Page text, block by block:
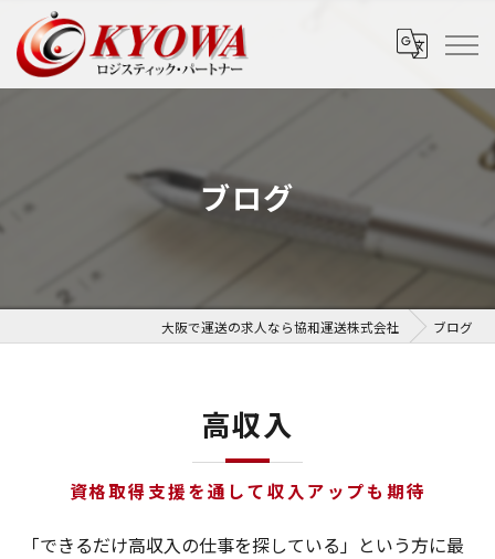
ブログ
大阪で運送の求人なら協和運送株式会社 ブログ
高収入
資格取得支援を通して収入アップも期待
「できるだけ高収入の仕事を探している」という方に最